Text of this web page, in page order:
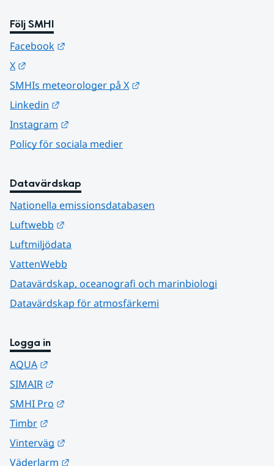
Följ SMHI
Facebook
X
SMHIs meteorologer på X
Linkedin
Instagram
Policy för sociala medier
Datavärdskap
Nationella emissionsdatabasen
Luftwebb
Luftmiljödata
VattenWebb
Datavärdskap, oceanografi och marinbiologi
Datavärdskap för atmosfärkemi
Logga in
AQUA
SIMAIR
SMHI Pro
Timbr
Vinterväg
Väderlarm